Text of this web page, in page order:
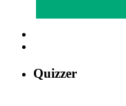
Quizzer